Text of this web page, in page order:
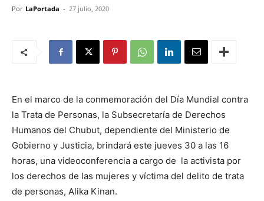
Por LaPortada - 27 julio, 2020
En el marco de la conmemoración del Día Mundial contra
la Trata de Personas, la Subsecretaría de Derechos
Humanos del Chubut, dependiente del Ministerio de
Gobierno y Justicia, brindará este jueves 30 a las 16
horas, una videoconferencia a cargo de la activista por
los derechos de las mujeres y víctima del delito de trata
de personas, Alika Kinan.